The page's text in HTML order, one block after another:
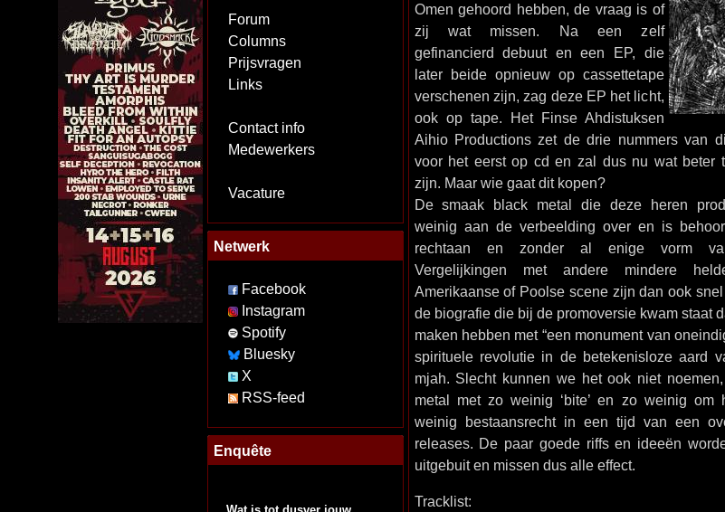
Forum
Columns
Prijsvragen
Links
Contact info
Medewerkers
Vacature
Netwerk
Facebook
Instagram
Spotify
Bluesky
X
RSS-feed
Enquête
Omen gehoord hebben, de vraag is of
zij wat missen. Na een zelf
gefinancierd debuut en een EP, die
later beide opnieuw op cassettetape
verschenen zijn, zag deze EP het licht,
ook op tape. Het Finse Ahdistuksen
Aihio Productions zet de drie nummers van
voor het eerst op cd en zal dus nu wat beter
zijn. Maar wie gaat dit kopen?
De smaak black metal die deze heren
weinig aan de verbeelding over en is
rechtaan en zonder al enige vorm
Vergelijkingen met andere mindere
Amerikaanse of Poolse scene zijn dan ook
de biografie die bij de promoversie kwam staat
maken hebben met “een monument van
spirituele revolutie in de betekenisloze aard
mjah. Slecht kunnen we het ook niet
metal met zo weinig ‘bite’ en zo weinig om
weinig bestaansrecht in een tijd van een
releases. De paar goede riffs en ideeën
uitgebuit en missen dus alle effect.
Tracklist: